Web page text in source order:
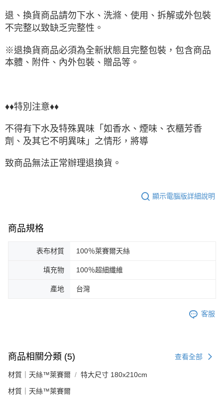
退、換貨商品請勿下水、洗滌、使用、拆解或外包裝
不完整以致缺乏完整性。
※退換貨商品必須為全新狀態且完整包裝，包含商品
本體、附件、內外包裝、贈品等。
♦♦特別注意♦♦
不得有下水及特殊異味「如香水、煙味、衣櫃芳香
劑、及其它不明異味」之情形，將導
致商品無法正常辦理退換貨。
顯示電腦版詳細說明
商品規格
表布材質 100％萊賽爾天絲
填充物 100％超細纖維
產地 台灣
客服
商品相關分類 (5) 查看全部
材質｜天絲™萊賽爾 特大尺寸 180x210cm
材質｜天絲™萊賽爾